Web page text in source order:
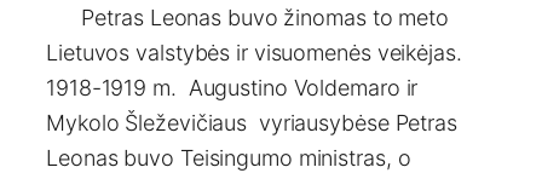
Petras Leonas buvo žinomas to meto
Lietuvos valstybės ir visuomenės veikėjas.
1918-1919 m. Augustino Voldemaro ir
Mykolo Šleževičiaus vyriausybėse Petras
Leonas buvo Teisingumo ministras, o